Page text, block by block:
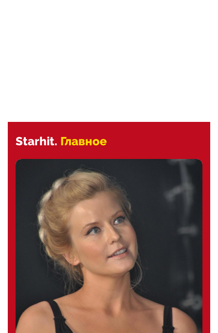
Starhit. Главное